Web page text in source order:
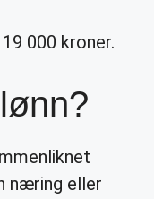
000 kroner.
næring eller